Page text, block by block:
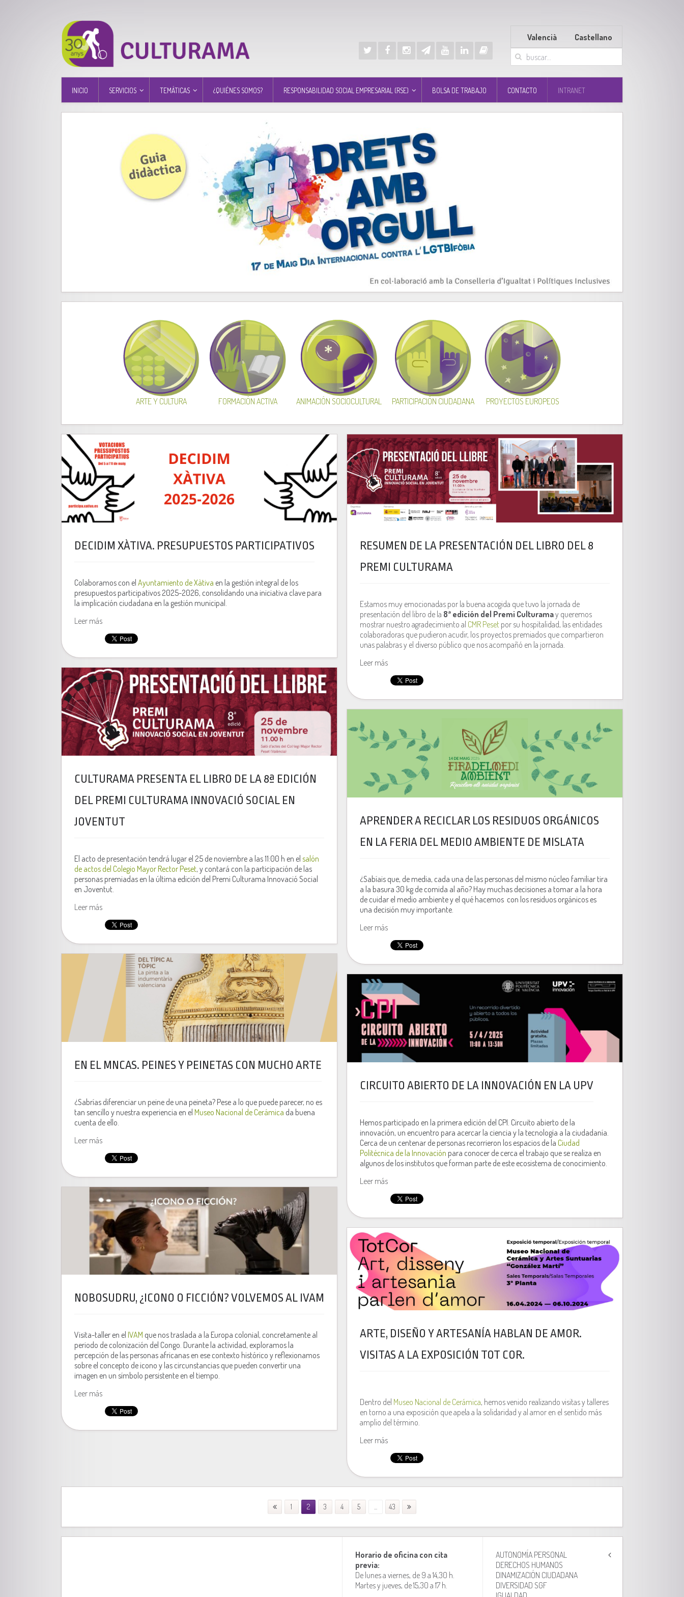
Valencià Castellano
INICIO SERVICIOS TEMÁTICAS ¿QUIÉNES SOMOS? RESPONSABILIDAD SOCIAL EMPRESARIAL (RSE) BOLSA DE TRABAJO CONTACTO INTRANET
ARTE Y CULTURA FORMACIÓN ACTIVA ANIMACIÓN SOCIOCULTURAL PARTICIPACIÓN CIUDADANA PROYECTOS EUROPEOS
DECIDIM XÀTIVA. PRESUPUESTOS PARTICIPATIVOS
Colaboramos con el Ayuntamiento de Xàtiva en la gestión integral de los
presupuestos participativos 2025-2026, consolidando una iniciativa clave para
la implicación ciudadana en la gestión municipal.
Leer más
CULTURAMA PRESENTA EL LIBRO DE LA 8ª EDICIÓN
DEL PREMI CULTURAMA INNOVACIÓ SOCIAL EN
JOVENTUT
El acto de presentación tendrá lugar el 25 de noviembre a las 11:00 h en el salón
de actos del Colegio Mayor Rector Peset, y contará con la participación de las
personas premiadas en la última edición del Premi Culturama Innovació Social
en Joventut.
Leer más
EN EL MNCAS. PEINES Y PEINETAS CON MUCHO ARTE
¿Sabrías diferenciar un peine de una peineta? Pese a lo que puede parecer, no es
tan sencillo y nuestra experiencia en el Museo Nacional de Cerámica da buena
cuenta de ello.
Leer más
NOBOSUDRU, ¿ICONO O FICCIÓN? VOLVEMOS AL IVAM
Visita-taller en el IVAM que nos traslada a la Europa colonial, concretamente al
periodo de colonización del Congo. Durante la actividad, exploramos la
percepción de las personas africanas en ese contexto histórico y reflexionamos
sobre el concepto de icono y las circunstancias que pueden convertir una
imagen en un símbolo persistente en el tiempo.
Leer más
RESUMEN DE LA PRESENTACIÓN DEL LIBRO DEL 8
PREMI CULTURAMA
Estamos muy emocionadas por la buena acogida que tuvo la jornada de
presentación del libro de la 8ª edición del Premi Culturamay queremos
mostrar nuestro agradecimiento al CMR Pesetpor su hospitalidad, las entidades
colaboradoras que pudieron acudir, los proyectos premiados que compartieron
unas palabras y el diverso público que nos acompañó en la jornada.
Leer más
APRENDER A RECICLAR LOS RESIDUOS ORGÁNICOS
EN LA FERIA DEL MEDIO AMBIENTE DE MISLATA
¿Sabíais que, de media, cada una de las personas del mismo núcleo familiar tira
a la basura 30 kg de comida al año? Hay muchas decisiones a tomar a la hora
de cuidar el medio ambiente y el qué hacemos con los residuos orgánicos es
una decisión muy importante.
Leer más
CIRCUITO ABIERTO DE LA INNOVACIÓN EN LA UPV
Hemos participado en la primera edición del CPI. Circuito abierto de la
innovación, un encuentro para acercar la ciencia y la tecnología a la ciudadanía.
Cerca de un centenar de personas recorrieron los espacios de la Ciudad
Politécnica de la Innovación para conocer de cerca el trabajo que se realiza en
algunos de los institutos que forman parte de este ecosistema de conocimiento.
Leer más
ARTE, DISEÑO Y ARTESANÍA HABLAN DE AMOR.
VISITAS A LA EXPOSICIÓN TOT COR.
Dentro del Museo Nacional de Cerámica, hemos venido realizando visitas y talleres
en torno a una exposición que apela a la solidaridad y al amor en el sentido más
amplio del término.
Leer más
1 2 3 4 5 43
Horario de oficina con cita
previa:
De lunes a viernes, de 9 a 14,30 h.
Martes y jueves, de 15,30 a 17 h.
AUTONOMÍA PERSONAL
DERECHOS HUMANOS
DINAMIZACIÓN CIUDADANA
DIVERSIDAD SGF